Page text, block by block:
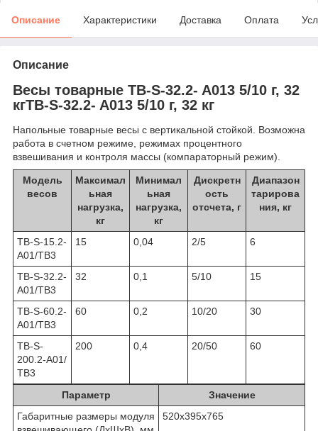
Описание Характеристики Доставка Оплата
Описание
Весы товарные TB-S-32.2- A013 5/10 г, 32
кгTB-S-32.2- A013 5/10 г, 32 кг
Напольные товарные весы с вертикальной стойкой. Возможна
работа в счетном режиме, режимах процентного
взвешивания и контроля массы (компараторный режим).
Модель
весов
Максимал
ьная
нагрузка,
кг
Минимал
ьная
нагрузка,
кг
Дискретн
ость
отсчета, г
Диапазон
тарирова
ния, кг
TB-S-15.2-
A01/ТВ3
15 0,04 2/5 6
TB-S-32.2-
A01/ТВ3
32 0,1 5/10 15
TB-S-60.2-
A01/ТВ3
60 0,2 10/20 30
TB-S-
200.2-A01/
ТВ3
200 0,4 20/50 60
Параметр
Значение
Габаритные размеры модуля
520x395х765